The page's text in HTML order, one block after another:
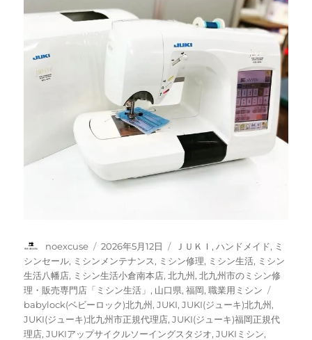
投
稿
者
noexcuse
投
稿
日:
2026年5月12日
カ
テ
ゴ
リ
ー
ＪＵＫＩ ,ハンドメイド, ミ
シンセール, ミシンメンテナンス, ミシン修理, ミシン生活, ミシン
生活八幡店, ミシン生活小倉南本店,北九州 ,北九州市のミシン修
理・販売専門店「ミシン生活」 , 山口県,福岡,職業用ミシン
babylock(ベビーロック)北九州 ,JUKI,JUKI(ジューキ)北九州 ,
JUKI(ジューキ)北九州市正規代理店,JUKI(ジューキ)福岡正規代
理店,JUKIアップサイクルソーイングスタジオ,JUKIミシン,